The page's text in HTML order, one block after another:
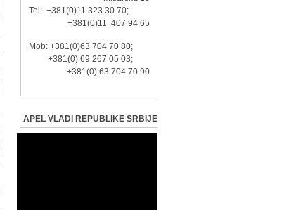
Tel: +381(0)11 323 30 70;
+381(0)11 407 94 65
Mob: +381(0)63 704 70 80;
+381(0) 69 267 05 03;
+381(0) 63 704 70 90
APEL VLADI REPUBLIKE SRBIJE